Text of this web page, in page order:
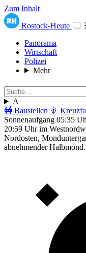
Zum Inhalt
Rostock-Heute
Panorama
Wirtschaft
Polizei
Mehr
A
🚧 Baustellen 🚢
Sonnenaufgang 05:35
20:59 Uhr im
Nordosten,
abnehmender Halbmond.